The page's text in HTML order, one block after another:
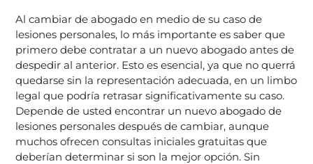
Al cambiar de abogado en medio de su caso de
lesiones personales, lo más importante es saber que
primero debe contratar a un nuevo abogado antes de
despedir al anterior. Esto es esencial, ya que no querrá
quedarse sin la representación adecuada, en un limbo
legal que podría retrasar significativamente su caso.
Depende de usted encontrar un nuevo abogado de
lesiones personales después de cambiar, aunque
muchos ofrecen consultas iniciales gratuitas que
deberían determinar si son la mejor opción. Sin